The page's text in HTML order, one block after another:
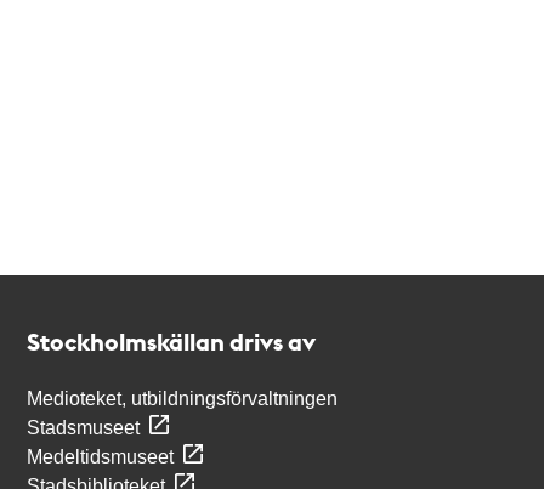
Stockholmskällan drivs av
Medioteket, utbildningsförvaltningen
Stadsmuseet
Medeltidsmuseet